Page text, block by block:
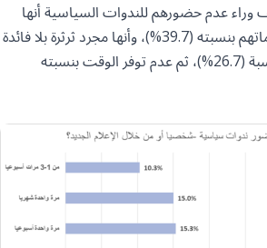
وراء عدم حضورهم للندوات السياسية أنها
ليست من اهتماماتهم بنسبته (39.7%)، وأنها مجرد ثرثرة بلا فائدة
(حسب رأيهم) بنسبة (26.7%)، ثم عدم توفر الوقت بنسبته